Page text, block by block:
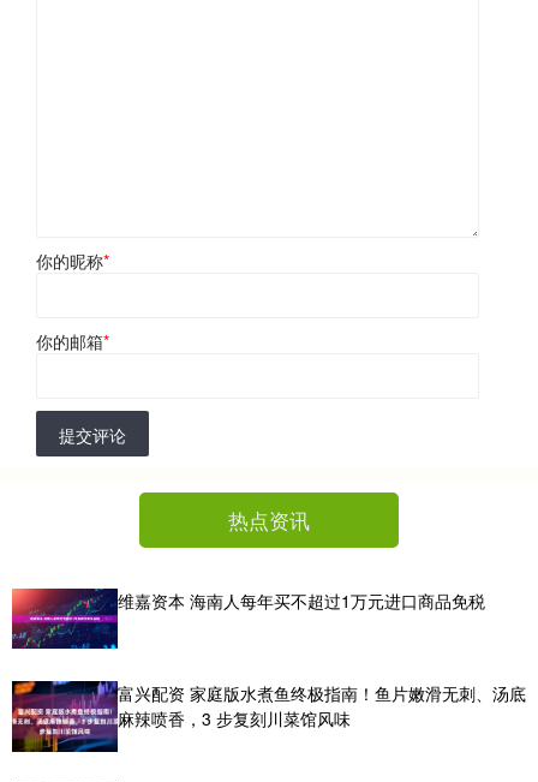
你的昵称*
你的邮箱*
提交评论
热点资讯
维嘉资本 海南人每年买不超过1万元进口商品免税
富兴配资 家庭版水煮鱼终极指南！鱼片嫩滑无刺、汤底
麻辣喷香，3 步复刻川菜馆风味